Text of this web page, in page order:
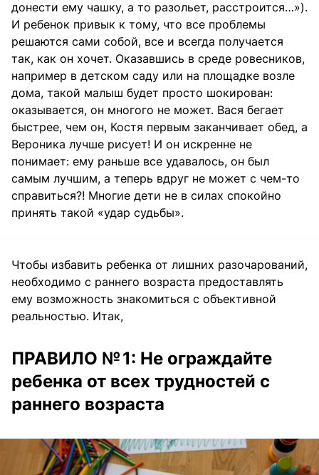
донести ему чашку, а то разольет, расстроится…»).
И ребенок привык к тому, что все проблемы
решаются сами собой, все и всегда получается
так, как он хочет. Оказавшись в среде ровесников,
например в детском саду или на площадке возле
дома, такой малыш будет просто шокирован:
оказывается, он многого не может. Вася бегает
быстрее, чем он, Костя первым заканчивает обед, а
Вероника лучше рисует! И он искренне не
понимает: ему раньше все удавалось, он был
самым лучшим, а теперь вдруг не может с чем-то
справиться?! Многие дети не в силах спокойно
принять такой «удар судьбы».
Чтобы избавить ребенка от лишних разочарований,
необходимо с раннего возраста предоставлять
ему возможность знакомиться с объективной
реальностью. Итак,
ПРАВИЛО № 1: Не ограждайте
ребенка от всех трудностей с
раннего возраста